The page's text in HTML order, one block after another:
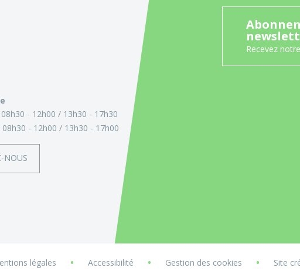
08h30 - 12h00
13h30 - 17h30
08h30 - 12h00 13h30 - 17h00
NOUS
Recevez
légales • Accessibilité • Gestion des cookies • Site